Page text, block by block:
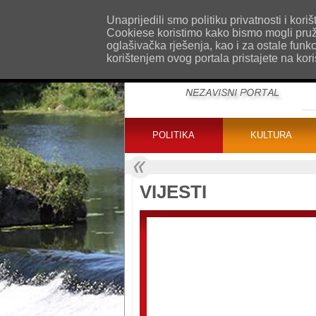
O nama Kontakt Oglašavanje
POLITIKA KULTURA
VIJESTI
Unaprijedili smo politiku privatnosti i
Cookiese koristimo kako bismo mogli
oglašivačka rješenja, kao i za ostale
korištenjem ovog portala pristajete na